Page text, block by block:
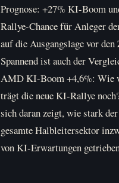
Prognose: +27% KI-Boom
Rallye-Chance für Anleger
auf die Ausgangslage vor den
Spannend ist auch der
AMD KI-Boom +4,6%: Wie
trägt die neue KI-Rallye
sich daran zeigt, wie stark der
gesamte Halbleitersektor
von KI-Erwartungen